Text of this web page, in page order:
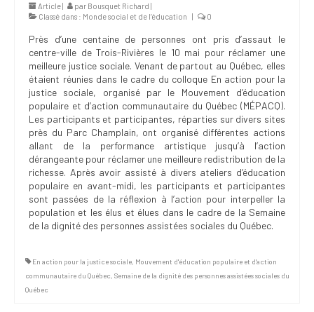
Article | par Bousquet Richard |
Classé dans : Monde social et de l’éducation | 0
Près d’une centaine de personnes ont pris d’assaut le
centre-ville de Trois-Rivières le 10 mai pour réclamer une
meilleure justice sociale. Venant de partout au Québec, elles
étaient réunies dans le cadre du colloque En action pour la
justice sociale, organisé par le Mouvement d’éducation
populaire et d’action communautaire du Québec (MÉPACQ).
Les participants et participantes, réparties sur divers sites
près du Parc Champlain, ont organisé différentes actions
allant de la performance artistique jusqu’à l’action
dérangeante pour réclamer une meilleure redistribution de la
richesse. Après avoir assisté à divers ateliers d’éducation
populaire en avant-midi, les participants et participantes
sont passées de la réflexion à l’action pour interpeller la
population et les élus et élues dans le cadre de la Semaine
de la dignité des personnes assistées sociales du Québec.
En action pour la justice sociale, Mouvement d'éducation populaire et d'action
communautaire du Québec, Semaine de la dignité des personnes assistées sociales du
Québec